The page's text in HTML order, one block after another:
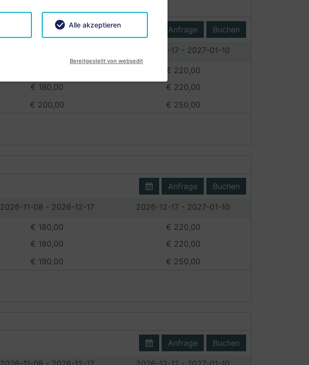
Anfrage Buchen
€ 180,00
€ 200,00
2026-12-17 - 2027-01-10
€ 220,00
€ 220,00
€ 250,00
Anfrage Buchen
2026-11-08 - 2026-12-17
€ 180,00
€ 180,00
€ 190,00
2026-12-17 - 2027-01-10
€ 220,00
€ 220,00
€ 250,00
Anfrage Buchen
Alle akzeptieren
Bereitgestellt von websedit